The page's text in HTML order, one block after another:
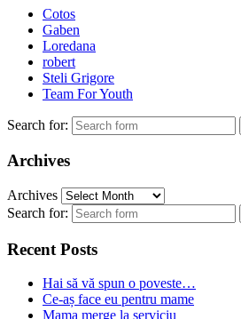
Cotos
Gaben
Loredana
robert
Steli Grigore
Team For Youth
Search for:
Archives
Archives
Search for:
Recent Posts
Hai să vă spun o poveste…
Ce-aș face eu pentru mame
Mama merge la serviciu